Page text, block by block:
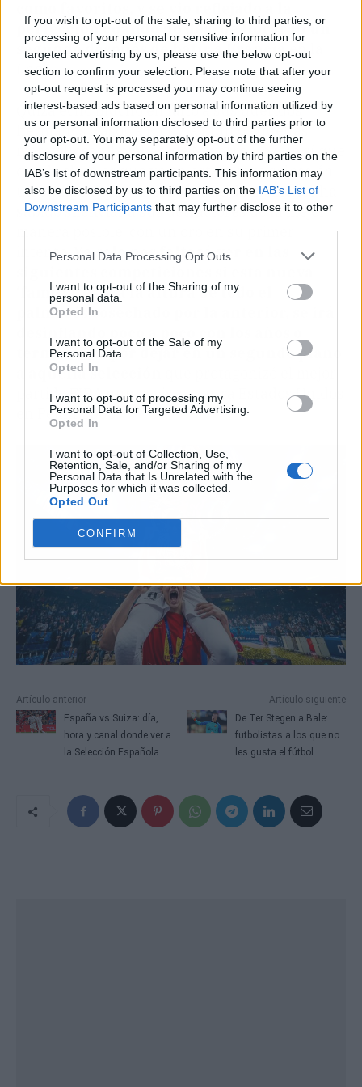
If you wish to opt-out of the sale, sharing to third parties, or
processing of your personal or sensitive information for
targeted advertising by us, please use the below opt-out
section to confirm your selection. Please note that after your
opt-out request is processed you may continue seeing
interest-based ads based on personal information utilized by
us or personal information disclosed to third parties prior to
your opt-out. You may separately opt-out of the further
disclosure of your personal information by third parties on the
IAB’s list of downstream participants. This information may
also be disclosed by us to third parties on the IAB’s List of
Downstream Participants that may further disclose it to other
Personal Data Processing Opt Outs
I want to opt-out of the Sharing of my
personal data.
Opted In
I want to opt-out of the Sale of my
Personal Data.
Opted In
I want to opt-out of processing my
Personal Data for Targeted Advertising.
Opted In
I want to opt-out of Collection, Use,
Retention, Sale, and/or Sharing of my
Personal Data that Is Unrelated with the
Purposes for which it was collected.
Opted Out
CONFIRM
perfección cuando no dejó de llorar ni un
segundo después de batir a Franciaen la
final.
Quizá echó mucho en falto a sus queridos
hermanos Gasol, a Ricky, a Llull o aquellas
maravillosas ‘bombas’ de Navarro. Lo que sí que
queda claro es que ve en esta nueva selección
un equipo capaz de todo, y que de momento ha
sabido silenciar a sus detractores de la mejor
manera posible: con un oro en su primer
intento.Ya solo nos faltará ver en las
‘familia’ está a la altura de todo el
palmarés cosechado por la anterior, se irá
terminarán por dejar en un segundo plano
a aquella selección
partido FIBA nunca visto contra Estados Unidos
en Pekín 2008.
Artículo anterior
España vs Suiza: día,
hora y canal donde ver a
la Selección Española
Artículo siguiente
De Ter Stegen a Bale:
futbolistas a los que no
les gusta el fútbol